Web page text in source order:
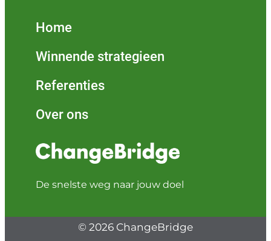
Home
Winnende strategieen
Referenties
Over ons
De snelste weg naar jouw doel
© 2026 ChangeBridge